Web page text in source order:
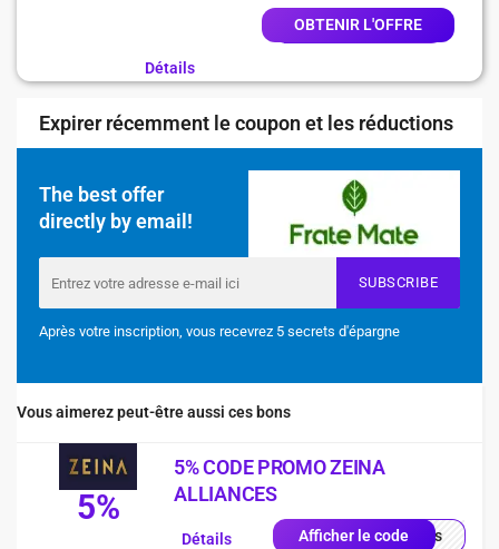
OBTENIR L'OFFRE
Détails
Expirer récemment le coupon et les réductions
The best offer
directly by email!
SUBSCRIBE
Après votre inscription, vous recevrez 5 secrets d'épargne
Vous aimerez peut-être aussi ces bons
5%
5% CODE PROMO ZEINA
ALLIANCES
Afficher le codequis
Détails